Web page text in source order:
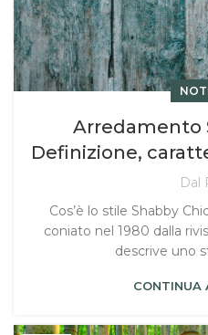
Arredamento
Definizione,
Dal
Cos’è lo stile Shabby
coniato nel 1980 dalla
descrive uno
CONTINUA